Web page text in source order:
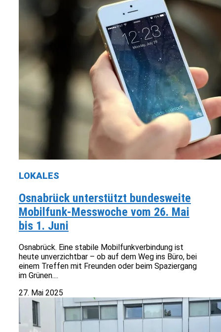
LOKALES
Osnabrück unterstützt bundesweite
Mobilfunk-Messwoche vom 26. Mai
bis 1. Juni
Osnabrück. Eine stabile Mobilfunkverbindung ist
heute unverzichtbar – ob auf dem Weg ins Büro, bei
einem Treffen mit Freunden oder beim Spaziergang
im Grünen....
27. Mai 2025